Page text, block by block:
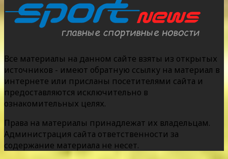
Все материалы на данном сайте взяты из открытых
источников - имеют обратную ссылку на материал в
интернете или присланы посетителями сайта и
предоставляются исключительно в
ознакомительных целях.
Права на материалы принадлежат их владельцам.
Администрация сайта ответственности за
содержание материала не несет.